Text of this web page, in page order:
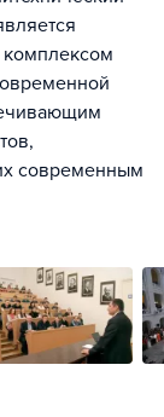
современным